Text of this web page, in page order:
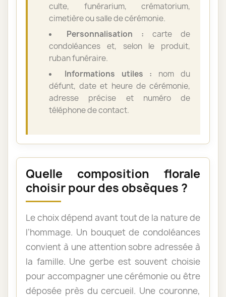
culte, funérarium, crématorium,
cimetière ou salle de cérémonie.
Personnalisation : carte de
condoléances et, selon le produit,
ruban funéraire.
Informations utiles : nom du
défunt, date et heure de cérémonie,
adresse précise et numéro de
téléphone de contact.
Quelle composition florale
choisir pour des obsèques ?
Le choix dépend avant tout de la nature de
l’hommage. Un bouquet de condoléances
convient à une attention sobre adressée à
la famille. Une gerbe est souvent choisie
pour accompagner une cérémonie ou être
déposée près du cercueil. Une couronne,